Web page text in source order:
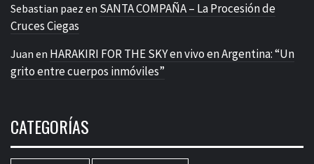
Sebastian paez en SANTA COMPAÑA – La Procesión de
Cruces Ciegas
Juan en HARAKIRI FOR THE SKY en vivo en Argentina: “Un
grito entre cuerpos inmóviles”
CATEGORÍAS